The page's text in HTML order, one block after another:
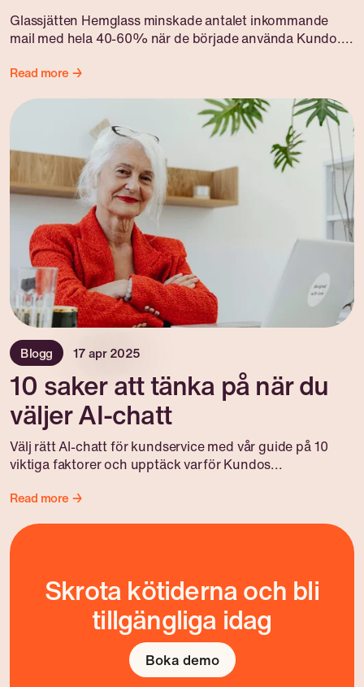
Glassjätten Hemglass minskade antalet inkommande
mail med hela 40-60% när de började använda Kundo....
Read more →
Blogg 17 apr 2025
10 saker att tänka på när du
väljer AI-chatt
Välj rätt AI-chatt för kundservice med vår guide på 10
viktiga faktorer och upptäck varför Kundos...
Read more →
Skrota kötiderna och bli
tillgängliga idag
Boka demo